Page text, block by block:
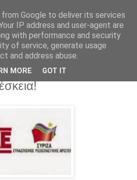
2015
πλατεία ήταν
Google to deliver its services
IP address and user-agent are
with performance and security
of service, generate usage
and address abuse.
MORE GOT IT